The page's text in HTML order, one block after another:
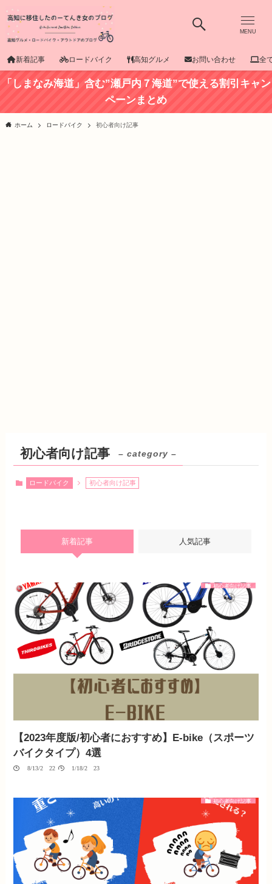
MENU
新着記事 ロードバイク 高知グルメ お問い合わせ 全
「しまなみ海道」含む”瀬戸内７海道”で使える割引キャン
ペーンまとめ
ホーム ロードバイク 初心者向け記事
初心者向け記事 – category –
ロードバイク 初心者向け記事
新着記事 人気記事
初心者向け記事
【2023年度版/初心者におすすめ】E-bike（スポーツ
バイクタイプ）4選
08/13/2022 01/18/2023
初心者向け記事